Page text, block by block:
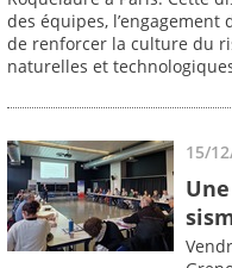
des équipes,
de renforcer la culture du
naturelles et
15/